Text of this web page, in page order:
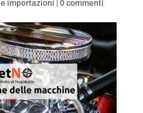
le importazioni |0 commenti